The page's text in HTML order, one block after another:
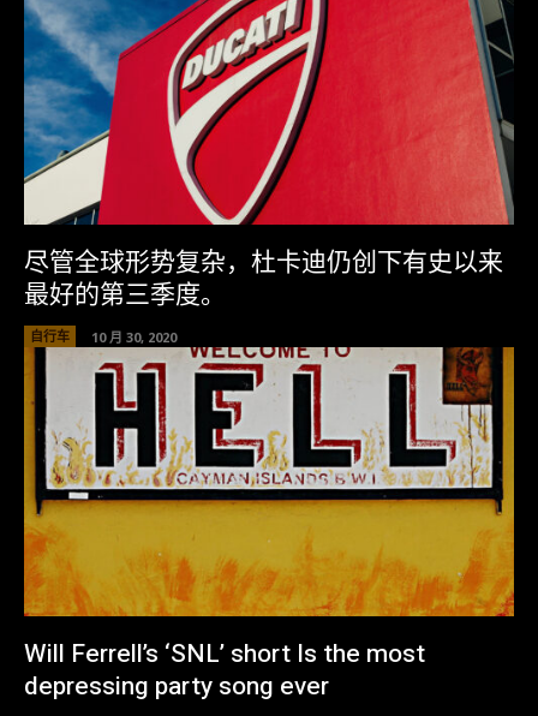
尽管全球形势复杂，杜卡迪仍创下有史以来
最好的第三季度。
自行车 10 月 30, 2020
Will Ferrell’s ‘SNL’ short Is the most
depressing party song ever